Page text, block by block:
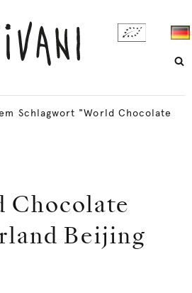
Schlagwort "World Chocolate
Chocolate
Beijing